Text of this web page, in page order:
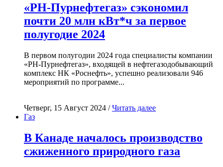
«РН-Пурнефтегаз» сэкономил
почти 20 млн кВт*ч за первое
полугодие 2024
В первом полугодии 2024 года специалисты компании
«РН-Пурнефтегаз», входящей в нефтегазодобывающий
комплекс НК «Роснефть», успешно реализовали 946
мероприятий по программе...
Четверг, 15 Август 2024 /Читать далее
Газ
В Канаде началось производство
сжиженного природного газа